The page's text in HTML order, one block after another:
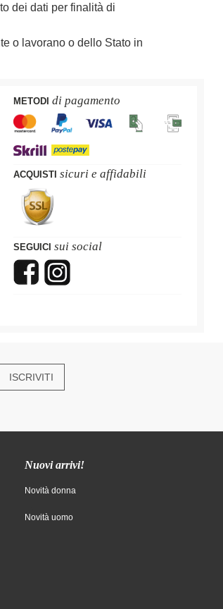
dei dati per finalità di
o lavorano o dello Stato in
METODIdi pagamento
ACQUISTIsicuri e affidabili
SEGUICIsui social
ISCRIVITI
Nuovi arrivi!
Novità donna
Novità uomo